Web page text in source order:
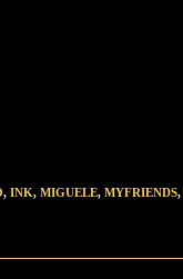
, INK, MIGUELE, MYFRIENDS,